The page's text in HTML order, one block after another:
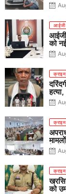
आईजी
को
क्राइम
क्राइम
के
क्राइम
को